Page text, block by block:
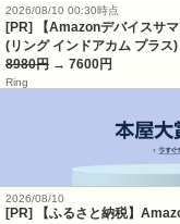
2026/08/10 00:30時点
[PR] 【Amazonデバイスサ
(リング インドアカム プラ
8980円 → 7600円
Ring
2026/08/10
[PR] 【ふるさと納税】